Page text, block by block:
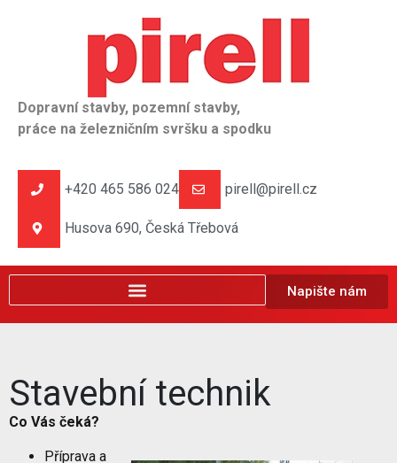
Dopravní stavby, pozemní stavby,
práce na železničním svršku a spodku
+420 465 586 024 pirell@pirell.cz
Husova 690, Česká Třebová
Napište nám
Stavební technik
Co Vás čeká?
Příprava a